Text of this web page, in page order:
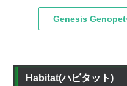
Genesis Genopet
Habitat(ハビタット)